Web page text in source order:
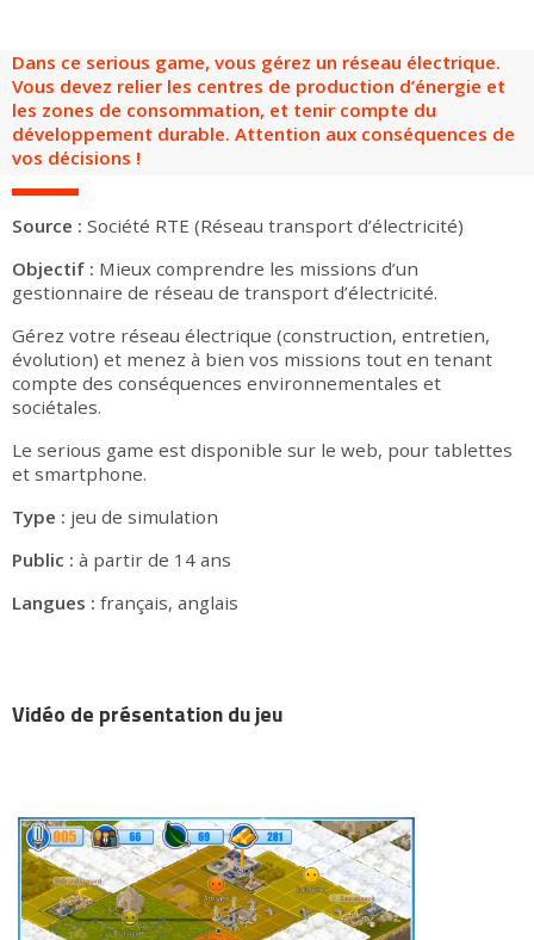
Dans ce serious game, vous gérez un réseau électrique.
Vous devez relier les centres de production d’énergie et
les zones de consommation, et tenir compte du
développement durable. Attention aux conséquences de
vos décisions !
Source : Société RTE (Réseau transport d’électricité)
Objectif : Mieux comprendre les missions d’un
gestionnaire de réseau de transport d’électricité.
Gérez votre réseau électrique (construction, entretien,
évolution) et menez à bien vos missions tout en tenant
compte des conséquences environnementales et
sociétales.
Le serious game est disponible sur le web, pour tablettes
et smartphone.
Type : jeu de simulation
Public : à partir de 14 ans
Langues : français, anglais
Vidéo de présentation du jeu